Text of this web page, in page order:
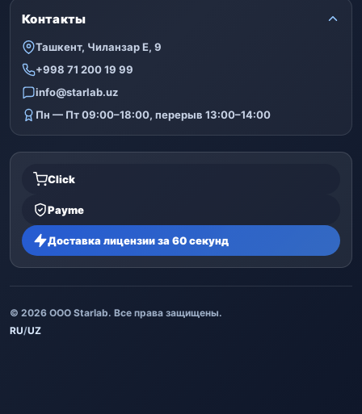
Контакты
Ташкент, Чиланзар Е, 9
+998 71 200 19 99
info@starlab.uz
Пн — Пт 09:00–18:00, перерыв 13:00–14:00
Click
Payme
Доставка лицензии за 60 секунд
© 2026 ООО Starlab. Все права защищены.
RU/UZ